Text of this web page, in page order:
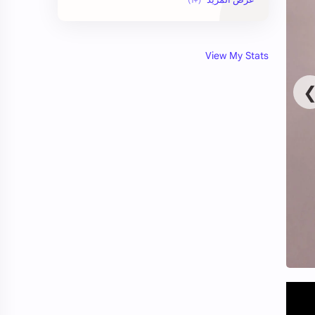
View My Stats